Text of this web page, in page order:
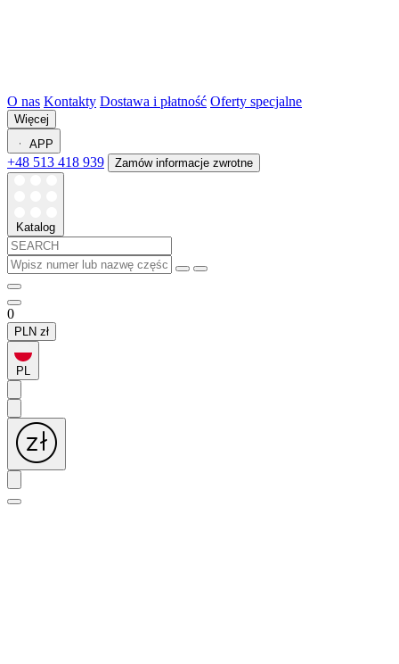
O nas Kontakty Dostawa i płatność Oferty specjalne
Więcej
APP
+48 513 418 939 Zamów informacje zwrotne
Katalog
0
PLN zł
PL